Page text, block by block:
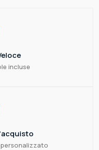
incluse